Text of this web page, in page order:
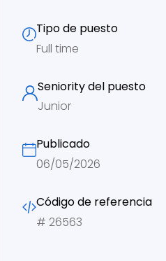
Tipo de puesto
Full time
Seniority del puesto
Junior
Publicado
06/05/2026
Código de referencia
# 26563